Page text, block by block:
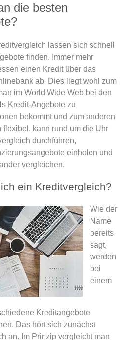
die besten
lassen sich schnell
finden. Immer mehr
einen Kredit über das
ab. Dies liegt wohl zum
im World Wide Web bei den
Kredit-Angebote zu
bekommt und zum anderen
flexibel, kann rund um die Uhr
durchführen,
einholen und
vergleichen.
ein Kreditvergleich?
Wie der
Name
bereits
sagt,
werden
bei
einem
Kreditangebote
Das hört sich zunächst
an. Im Prinzip vergleicht man